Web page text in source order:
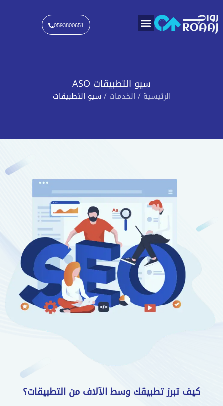
إلى
المحتوى
0593800651
سيو التطبيقات ASO
الرئيسية / الخدمات / سيو التطبيقات
كيف تبرز تطبيقك وسط الآلاف من التطبيقات؟